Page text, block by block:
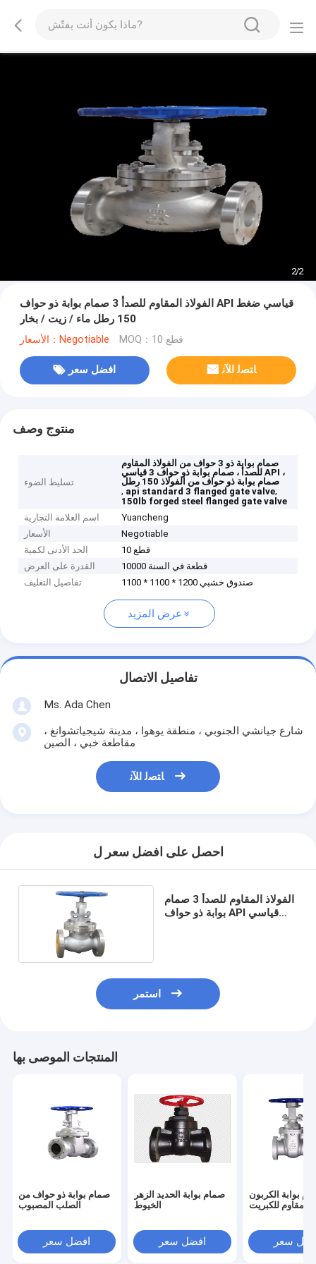
2/2
الفولاذ المقاوم للصدأ 3 صمام بوابة ذو حواف API قياسي ضغط
150 رطل ماء / زيت / بخار
الأسعار：Negotiable MOQ：10 قطع
افضل سعر ﺎﺘﺼﻟ ﺍﻶﻧ
منتوج وصف
تسليط الضوء
صمام بوابة ذو 3 حواف من الفولاذ المقاوم
للصدأ ، صمام بوابة ذو حواف 3 قياسي API ،
صمام بوابة ذو حواف من الفولاذ 150 رطل
, api standard 3 flanged gate valve,
150lb forged steel flanged gate valve
اسم العلامة التجارية
Yuancheng
الأسعار
Negotiable
الحد الأدنى لكمية
10 قطع
القدرة على العرض
10000 قطعة في السنة
تفاصيل التغليف
صندوق خشبي 1200 * 1100 * 1100
عرض المزيد
تفاصيل الاتصال
Ms. Ada Chen
شارع جيانشي الجنوبي ، منطقة يوهوا ، مدينة شيجياتشوانغ ،
مقاطعة خبي ، الصين
ﺎﺘﺼﻟ ﺍﻶﻧ
احصل على افضل سعر ل
الفولاذ المقاوم للصدأ 3 صمام
بوابة ذو حواف API قياسي
استمر
المنتجات الموصى بها
صمام بوابة ذو حواف من
الصلب المصبوب
افضل سعر
صمام بوابة الحديد الزهر
الخيوط
افضل سعر
بوابة الكربون
المقاوم للكبريت
سعر